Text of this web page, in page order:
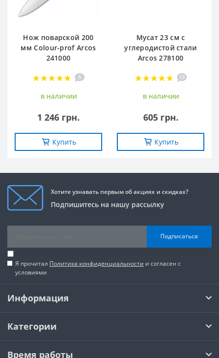
Нож поварской 200
мм Сolour-prof Arcos
241000
5
в наличии
1 246 грн.
Купить
Мусат 23 см с
углеродистой стали
Arcos 278100
13
в наличии
605 грн.
Купить
Хотите узнавать первым об акциях и скидках?
Подпишитесь на нашу рассылку
Подписаться
Я прочитал Политика конфиденциальности и согласен с
условиями
Информация
Категории
Время работы